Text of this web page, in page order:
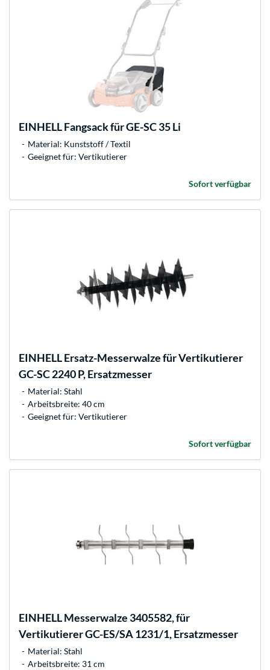
EINHELLFangsack für GE-SC 35 Li
Material: Kunststoff / Textil
Geeignet für: Vertikutierer
Sofort verfügbar
EINHELLErsatz-Messerwalze für Vertikutierer
GC-SC 2240 P, Ersatzmesser
Material: Stahl
Arbeitsbreite: 40 cm
Geeignet für: Vertikutierer
Sofort verfügbar
EINHELLMesserwalze 3405582, für
Vertikutierer GC-ES/SA 1231/1, Ersatzmesser
Material: Stahl
Arbeitsbreite: 31 cm